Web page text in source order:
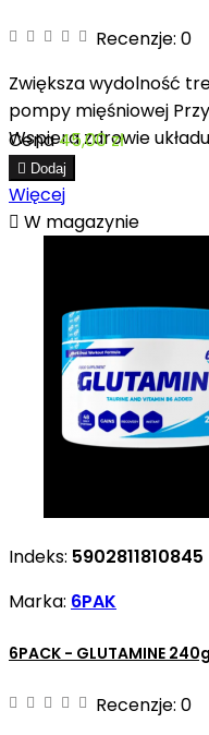
Recenzje: 0
Zwiększa wydolność
pompy mięśniowej
Wspiera zdrowie
Cena45,00 zł
 Dodaj
Więcej
 W magazynie
Indeks: 5902811810845
Marka: 6PAK
6PACK - GLUTAMINE 240g
Recenzje: 0